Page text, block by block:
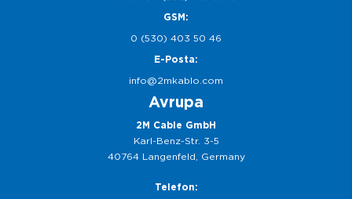
GSM:
0 (530) 403 50 46
E-Posta:
info@2mkablo.com
Avrupa
2M Cable GmbH
Karl-Benz-Str. 3-5
40764 Langenfeld, Germany
Telefon: